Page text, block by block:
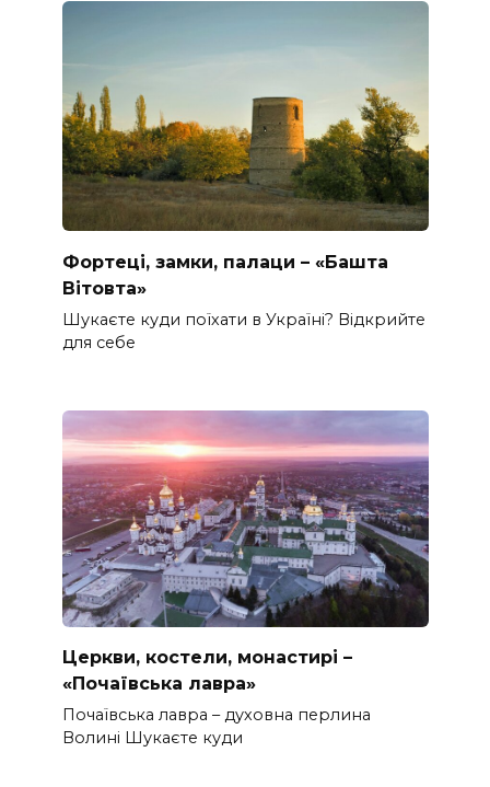
Фортеці, замки, палаци – «Башта
Вітовта»
Шукаєте куди поїхати в Україні? Відкрийте
для себе
Церкви, костели, монастирі –
«Почаївська лавра»
Почаївська лавра – духовна перлина
Волині Шукаєте куди